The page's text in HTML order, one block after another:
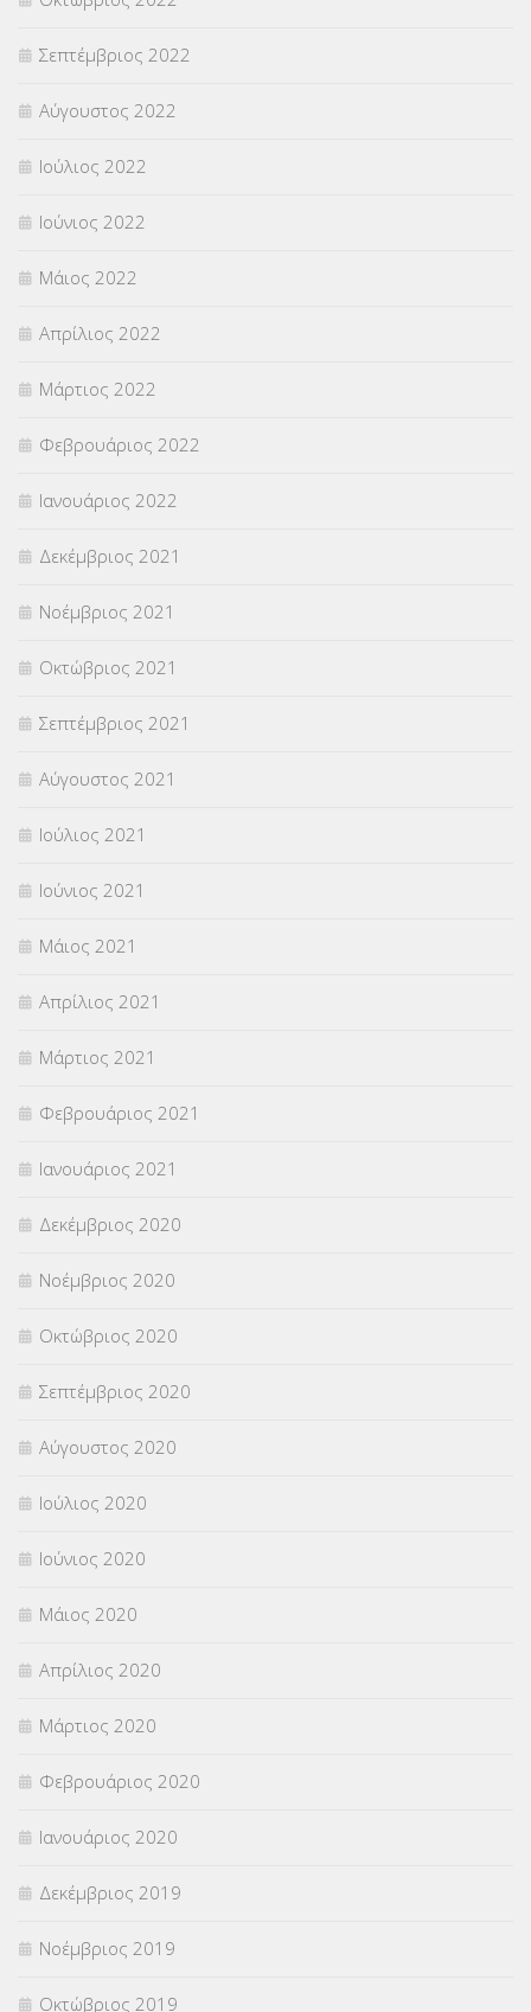
Σεπτέμβριος 2022
Αύγουστος 2022
Ιούλιος 2022
Ιούνιος 2022
Μάιος 2022
Απρίλιος 2022
Μάρτιος 2022
Φεβρουάριος 2022
Ιανουάριος 2022
Δεκέμβριος 2021
Νοέμβριος 2021
Οκτώβριος 2021
Σεπτέμβριος 2021
Αύγουστος 2021
Ιούλιος 2021
Ιούνιος 2021
Μάιος 2021
Απρίλιος 2021
Μάρτιος 2021
Φεβρουάριος 2021
Ιανουάριος 2021
Δεκέμβριος 2020
Νοέμβριος 2020
Οκτώβριος 2020
Σεπτέμβριος 2020
Αύγουστος 2020
Ιούλιος 2020
Ιούνιος 2020
Μάιος 2020
Απρίλιος 2020
Μάρτιος 2020
Φεβρουάριος 2020
Ιανουάριος 2020
Δεκέμβριος 2019
Νοέμβριος 2019
Οκτώβριος 2019